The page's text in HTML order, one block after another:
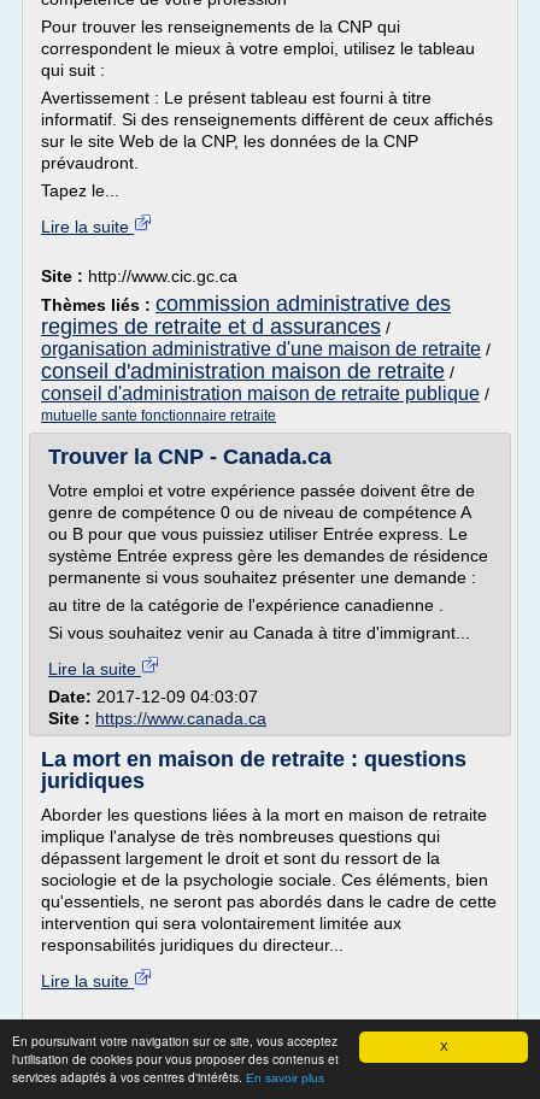
X
En poursuivant votre navigation sur ce site, vous acceptez
l'utilisation de cookies pour vous proposer des contenus et
services adaptés à vos centres d'intérêts. En savoir plus
Pour trouver les renseignements de la CNP qui
correspondent le mieux à votre emploi, utilisez le tableau
qui suit :
Avertissement : Le présent tableau est fourni à titre
informatif. Si des renseignements diffèrent de ceux affichés
sur le site Web de la CNP, les données de la CNP
prévaudront.
Tapez le...
Lire la suite
Site : http://www.cic.gc.ca
Thèmes liés : commission administrative des
regimes de retraite et d assurances /
organisation administrative d'une maison de retraite /
conseil d'administration maison de retraite /
conseil d'administration maison de retraite publique /
mutuelle sante fonctionnaire retraite
Trouver la CNP - Canada.ca
Votre emploi et votre expérience passée doivent être de
genre de compétence 0 ou de niveau de compétence A
ou B pour que vous puissiez utiliser Entrée express. Le
système Entrée express gère les demandes de résidence
permanente si vous souhaitez présenter une demande :
au titre de la catégorie de l'expérience canadienne .
Si vous souhaitez venir au Canada à titre d'immigrant...
Lire la suite
Date: 2017-12-09 04:03:07
Site : https://www.canada.ca
La mort en maison de retraite : questions
juridiques
Aborder les questions liées à la mort en maison de retraite
implique l'analyse de très nombreuses questions qui
dépassent largement le droit et sont du ressort de la
sociologie et de la psychologie sociale. Ces éléments, bien
qu'essentiels, ne seront pas abordés dans le cadre de cette
intervention qui sera volontairement limitée aux
responsabilités juridiques du directeur...
Lire la suite
https://www.resonance-funeraire.com
Taux de TVA applicable aux travaux de